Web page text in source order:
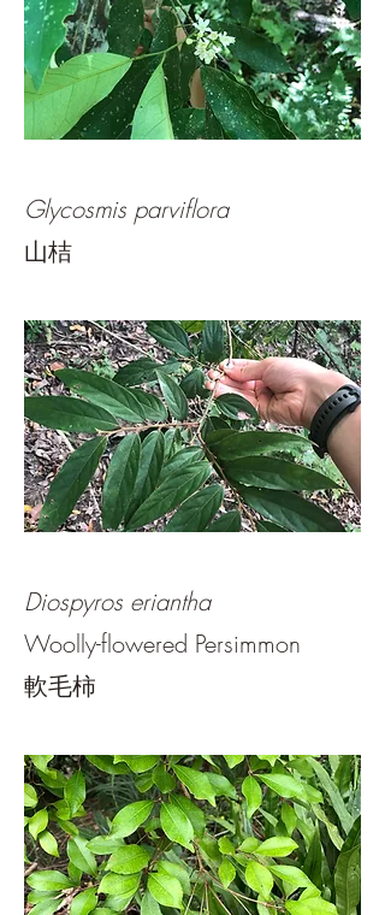
Glycosmis parviflora
山桔
Diospyros eriantha
Woolly-flowered Persimmon
軟毛柿